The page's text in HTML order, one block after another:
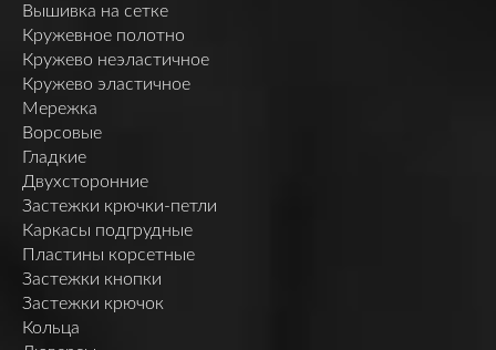
Вышивка на сетке
Кружевное полотно
Кружево неэластичное
Кружево эластичное
Мережка
Ворсовые
Гладкие
Двухсторонние
Застежки крючки-петли
Каркасы подгрудные
Пластины корсетные
Застежки кнопки
Застежки крючок
Кольца